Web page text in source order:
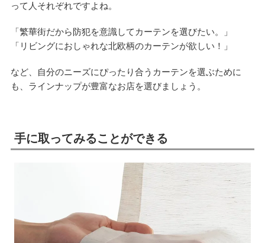
って人それぞれですよね。
「繁華街だから防犯を意識してカーテンを選びたい。」
「リビングにおしゃれな北欧柄のカーテンが欲しい！」
など、自分のニーズにぴったり合うカーテンを選ぶために
も、ラインナップが豊富なお店を選びましょう。
手に取ってみることができる